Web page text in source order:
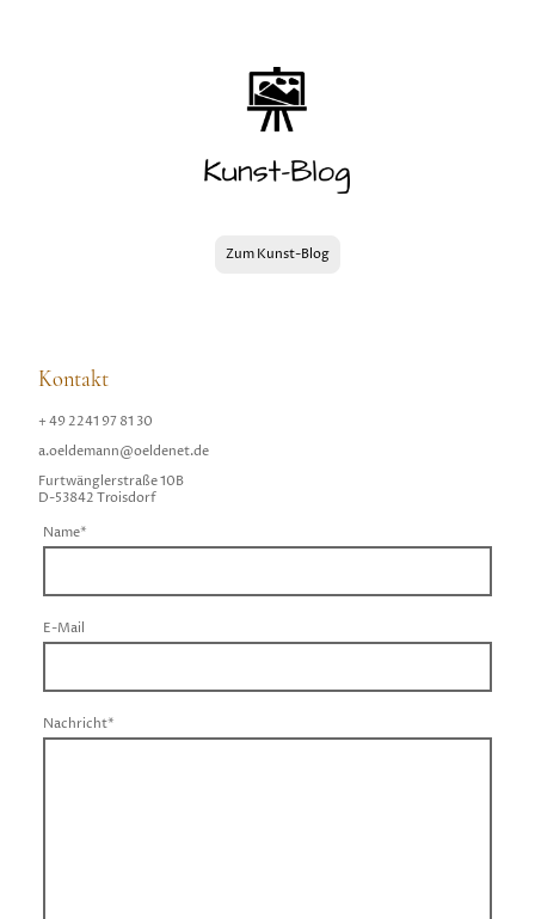
Zum Kunst-Blog
Kontakt
+ 49 2241 97 81 30
a.oeldemann@oeldenet.de
Furtwänglerstraße 10B
D-53842 Troisdorf
Name*
E-Mail
Nachricht*